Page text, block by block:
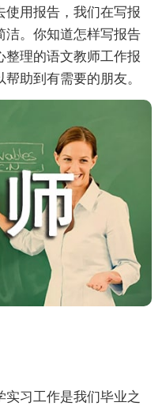
用报告，我们在写报
洁。你知道怎样写报告
整理的语文教师工作报
助到有需要的朋友。
习工作是我们毕业之